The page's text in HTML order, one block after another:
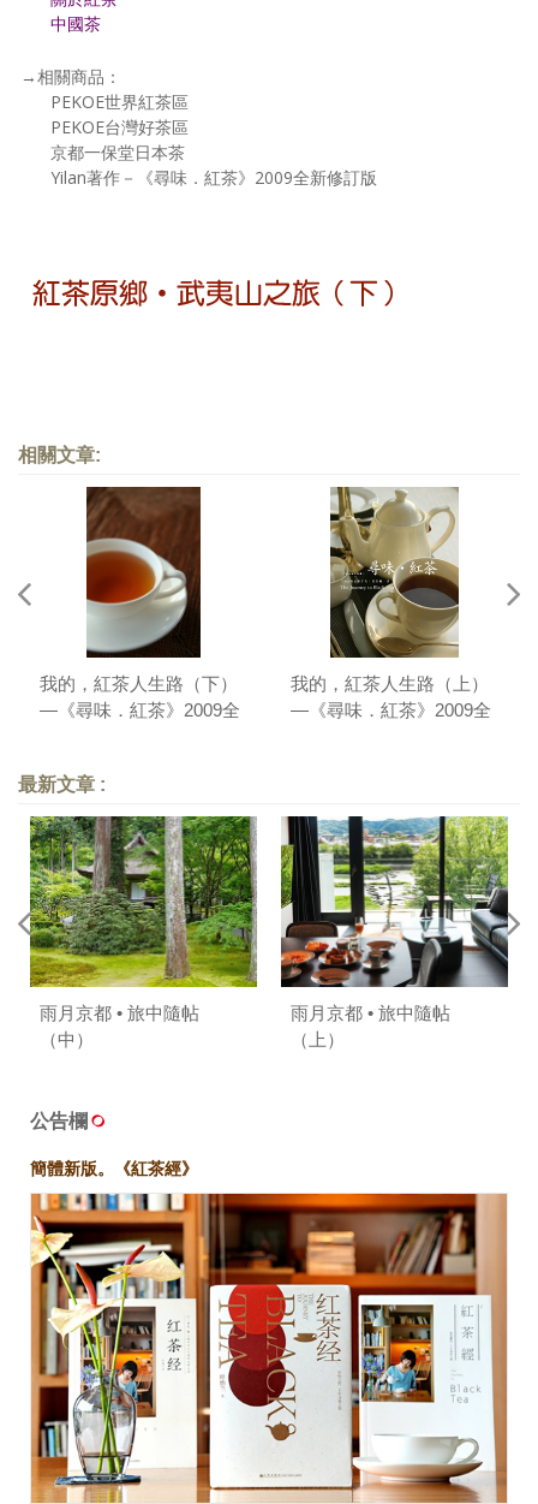
中國茶
→相關商品：
PEKOE世界紅茶區
PEKOE台灣好茶區
京都一保堂日本茶
Yilan著作－《尋味．紅茶》2009全新修訂版
相關文章:
我的，紅茶人生路（下）
—《尋味．紅茶》2009全
我的，紅茶人生路（上）
—《尋味．紅茶》2009全
最新文章 :
雨月京都 • 旅中隨帖
（中）
雨月京都 • 旅中隨帖
（上）
公告欄
簡體新版。《紅茶經》